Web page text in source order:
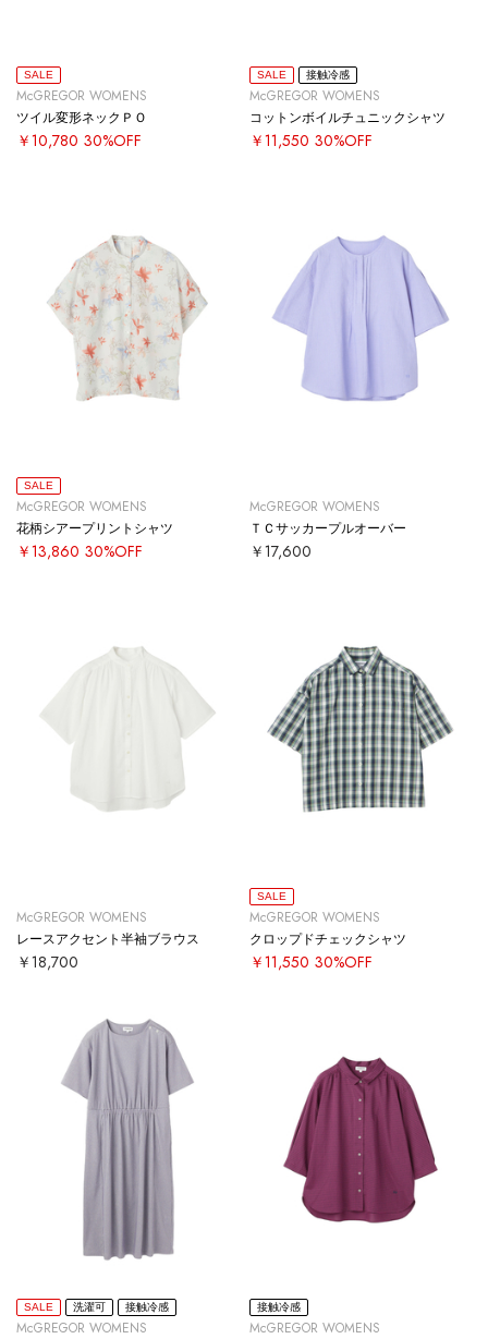
SALE
McGREGOR WOMENS
ツイル変形ネックＰＯ
￥10,780 30%OFF
SALE 接触冷感
McGREGOR WOMENS
コットンボイルチュニックシャツ
￥11,550 30%OFF
SALE
McGREGOR WOMENS
花柄シアープリントシャツ
￥13,860 30%OFF
McGREGOR WOMENS
ＴＣサッカープルオーバー
￥17,600
McGREGOR WOMENS
レースアクセント半袖ブラウス
￥18,700
SALE
McGREGOR WOMENS
クロップドチェックシャツ
￥11,550 30%OFF
SALE 洗濯可 接触冷感
McGREGOR WOMENS
接触冷感
McGREGOR WOMENS